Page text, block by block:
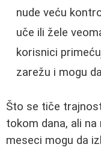
nude veću
uče ili žele
korisnici
zarežu i mogu
Što se tiče
tokom dana, ali
meseci mogu da